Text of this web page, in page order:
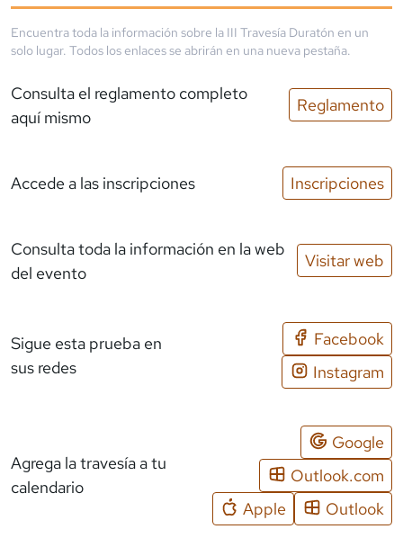
Encuentra toda la información sobre la III Travesía Duratón en un
solo lugar. Todos los enlaces se abrirán en una nueva pestaña.
Consulta el reglamento completo
aquí mismo
Reglamento
Accede a las inscripciones Inscripciones
Consulta toda la información en la web
del evento
Visitar web
Sigue esta prueba en
sus redes
Facebook
Instagram
Agrega la travesía a tu
calendario
Google
Outlook.com
Apple
Outlook